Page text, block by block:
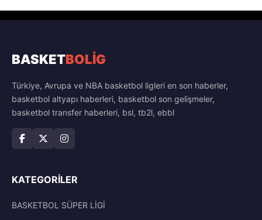
BASKETBOLİG
Türkiye, Avrupa ve NBA basketbol ligleri en son haberler,
basketbol altyapı haberleri, basketbol son gelişmeler,
basketbol transfer haberleri, bsl, tb2l, ebbl
KATEGORILER
BASKETBOL SÜPER LİGİ